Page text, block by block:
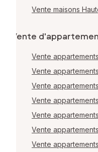
Vente maisons
Vente
Vente
Vente
Vente
Vente
Vente
Vente
Vente